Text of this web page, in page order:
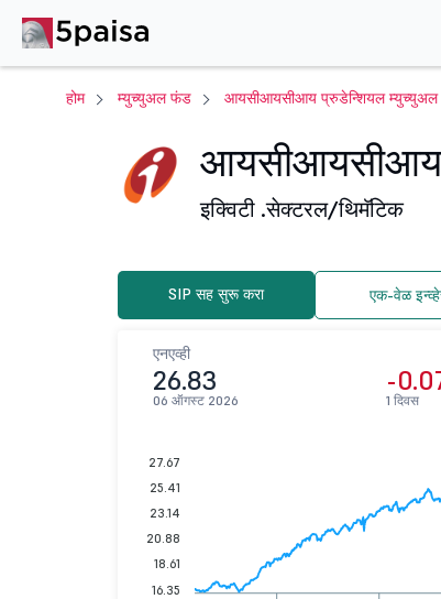
होम म्युच्युअल फंड आयसीआयसीआय प्रुडेन्शियल
आयसीआयसीआय
इक्विटी .सेक्टरल/थिमॅटिक
SIP सह सुरू करा एक-वेळ
एनएव्ही
26.83
06 ऑगस्ट 2026
-
1 दिवस
27.67
25.41
23.14
20.88
18.61
16.35